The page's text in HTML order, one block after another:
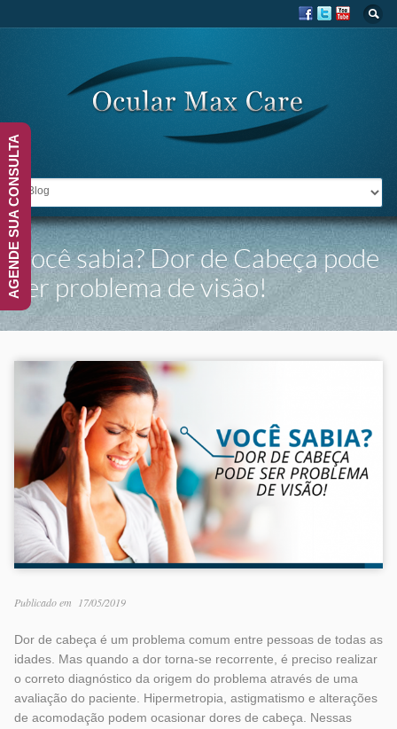
IR PARA:
Você sabia? Dor de Cabeça pode
ser problema de visão!
Você está aqui Blog Você sabia? Dor de Cabeça pode ser problema de visão!
Publicado em 17/05/2019
Dor de cabeça é um problema comum entre pessoas de todas as
idades. Mas quando a dor torna-se recorrente, é preciso realizar
o correto diagnóstico da origem do problema através de uma
avaliação do paciente. Hipermetropia, astigmatismo e alterações
de acomodação podem ocasionar dores de cabeça. Nessas
AGENDE SUA CONSULTA